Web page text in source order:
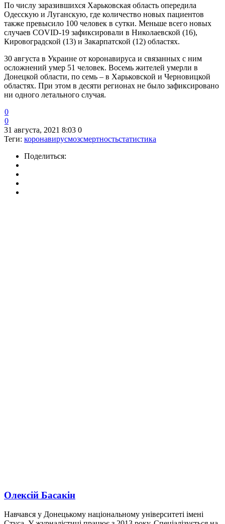
По числу заразившихся Харьковская область опередила
Одесскую и Луганскую, где количество новых пациентов
также превысило 100 человек в сутки. Меньше всего новых
случаев COVID-19 зафиксировали в Николаевской (16),
Кировоградской (13) и Закарпатской (12) областях.
30 августа в Украине от коронавируса и связанных с ним
осложнений умер 51 человек. Восемь жителей умерли в
Донецкой области, по семь – в Харьковской и Черновицкой
областях. При этом в десяти регионах не было зафиксировано
ни одного летального случая.
0
0
31 августа, 2021 8:03 0
Теги: коронавирусмозсмертностьстатистика
Поделиться:
Олексій Басакін
Навчався у Донецькому національному університеті імені